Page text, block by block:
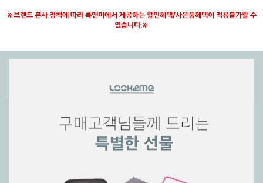
※브랜드 본사 정책에 따라 룩앤미에서 제공하는 할인혜택/사은품혜택이 적용불가할 수
있습니다.※